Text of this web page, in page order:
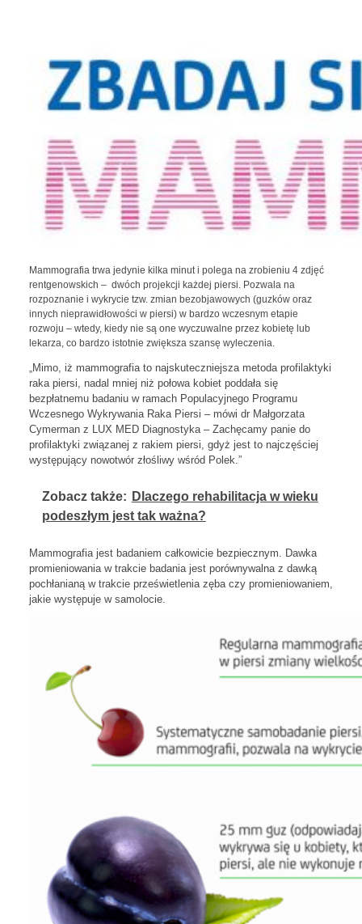
Mammografia trwa jedynie kilka minut i polega na zrobieniu 4 zdjęć
rentgenowskich – dwóch projekcji każdej piersi. Pozwala na
rozpoznanie i wykrycie tzw. zmian bezobjawowych (guzków oraz
innych nieprawidłowości w piersi) w bardzo wczesnym etapie
rozwoju – wtedy, kiedy nie są one wyczuwalne przez kobietę lub
lekarza, co bardzo istotnie zwiększa szansę wyleczenia.
„Mimo, iż mammografia to najskuteczniejsza metoda profilaktyki
raka piersi, nadal mniej niż połowa kobiet poddała się
bezpłatnemu badaniu w ramach Populacyjnego Programu
Wczesnego Wykrywania Raka Piersi – mówi dr Małgorzata
Cymerman z LUX MED Diagnostyka – Zachęcamy panie do
profilaktyki związanej z rakiem piersi, gdyż jest to najczęściej
występujący nowotwór złośliwy wśród Polek.”
Zobacz także: Dlaczego rehabilitacja w wieku
podeszłym jest tak ważna?
Mammografia jest badaniem całkowicie bezpiecznym. Dawka
promieniowania w trakcie badania jest porównywalna z dawką
pochłanianą w trakcie prześwietlenia zęba czy promieniowaniem,
jakie występuje w samolocie.